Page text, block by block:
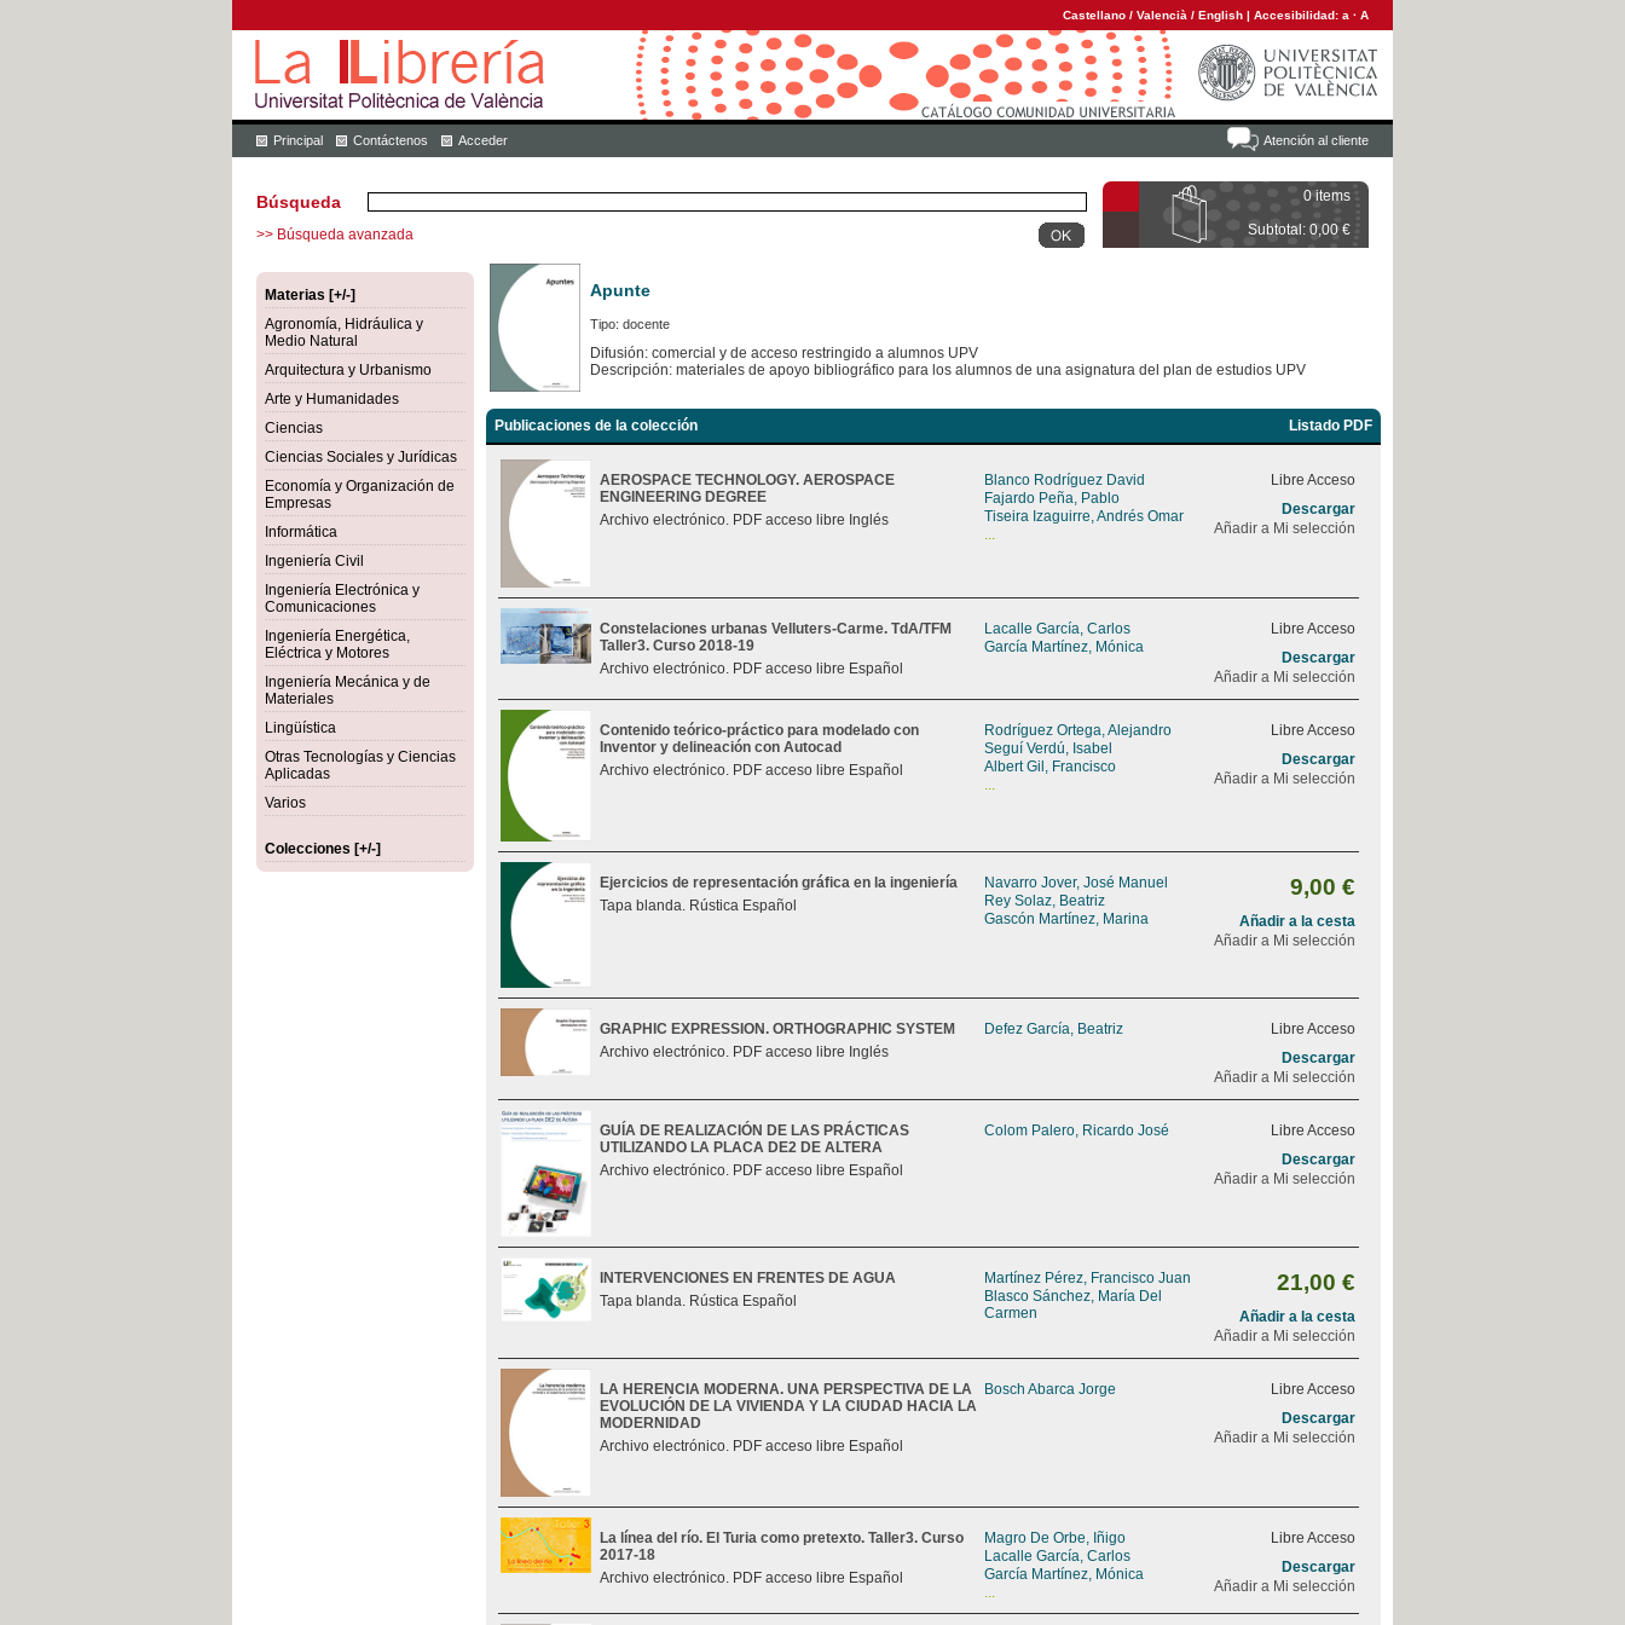
Castellano / Valencià / English | Accesibilidad: a · A
Atención al cliente
Principal Contáctenos Acceder
0 items
Subtotal: 0,00 €
Búsqueda
>> Búsqueda avanzada
Materias [+/-]
Agronomía, Hidráulica y
Medio Natural
Arquitectura y Urbanismo
Arte y Humanidades
Ciencias
Ciencias Sociales y Jurídicas
Economía y Organización de
Empresas
Informática
Ingeniería Civil
Ingeniería Electrónica y
Comunicaciones
Ingeniería Energética,
Eléctrica y Motores
Ingeniería Mecánica y de
Materiales
Lingüística
Otras Tecnologías y Ciencias
Aplicadas
Varios
Colecciones [+/-]
Apunte
Tipo: docente
Difusión: comercial y de acceso restringido a alumnos UPV
Descripción: materiales de apoyo bibliográfico para los alumnos de una asignatura del plan de estudios UPV
Publicaciones de la colección Listado PDF
AEROSPACE TECHNOLOGY. AEROSPACE
ENGINEERING DEGREE
Archivo electrónico. PDF acceso libre Inglés
Blanco Rodríguez David
Fajardo Peña, Pablo
Tiseira Izaguirre, Andrés Omar
...
Libre Acceso
Descargar
Añadir a Mi selección
Constelaciones urbanas Velluters-Carme. TdA/TFM
Taller3. Curso 2018-19
Archivo electrónico. PDF acceso libre Español
Lacalle García, Carlos
García Martínez, Mónica
Libre Acceso
Descargar
Añadir a Mi selección
Contenido teórico-práctico para modelado con
Inventor y delineación con Autocad
Archivo electrónico. PDF acceso libre Español
Rodríguez Ortega, Alejandro
Seguí Verdú, Isabel
Albert Gil, Francisco
...
Libre Acceso
Descargar
Añadir a Mi selección
Ejercicios de representación gráfica en la ingeniería
Tapa blanda. Rústica Español
Navarro Jover, José Manuel
Rey Solaz, Beatriz
Gascón Martínez, Marina
9,00 €
Añadir a la cesta
Añadir a Mi selección
GRAPHIC EXPRESSION. ORTHOGRAPHIC SYSTEM
Archivo electrónico. PDF acceso libre Inglés
Defez García, Beatriz
Libre Acceso
Descargar
Añadir a Mi selección
GUÍA DE REALIZACIÓN DE LAS PRÁCTICAS
UTILIZANDO LA PLACA DE2 DE ALTERA
Archivo electrónico. PDF acceso libre Español
Colom Palero, Ricardo José
Libre Acceso
Descargar
Añadir a Mi selección
INTERVENCIONES EN FRENTES DE AGUA
Tapa blanda. Rústica Español
Martínez Pérez, Francisco Juan
Blasco Sánchez, María Del
Carmen
21,00 €
Añadir a la cesta
Añadir a Mi selección
LA HERENCIA MODERNA. UNA PERSPECTIVA DE LA
EVOLUCIÓN DE LA VIVIENDA Y LA CIUDAD HACIA LA
MODERNIDAD
Archivo electrónico. PDF acceso libre Español
Bosch Abarca Jorge
Libre Acceso
Descargar
Añadir a Mi selección
La línea del río. El Turia como pretexto. Taller3. Curso
2017-18
Archivo electrónico. PDF acceso libre Español
Magro De Orbe, Iñigo
Lacalle García, Carlos
García Martínez, Mónica
...
Libre Acceso
Descargar
Añadir a Mi selección